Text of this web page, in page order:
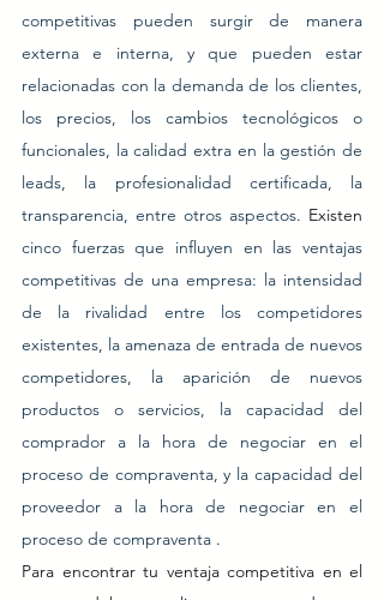
competitivas pueden surgir de manera
externa e interna, y que pueden estar
relacionadas con la demanda de los clientes,
los precios, los cambios tecnológicos o
funcionales, la calidad extra en la gestión de
leads, la profesionalidad certificada, la
transparencia, entre otros aspectos
cinco fuerzas que influyen en las ventajas
competitivas de una empresa: la intensidad
de la rivalidad entre los competidores
existentes, la amenaza de entrada de nuevos
competidores, la aparición de nuevos
productos o servicios, la capacidad del
comprador a la hora de negociar en el
proceso de compraventa, y la capacidad del
proveedor a la hora de negociar en el
proceso de compraventa .
Para encontrar tu ventaja competitiva en el